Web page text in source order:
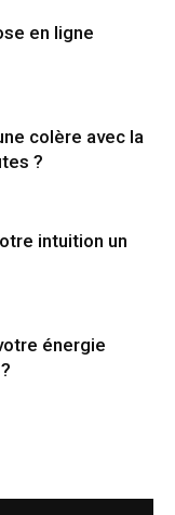
en ligne
colère avec la
?
intuition un
énergie